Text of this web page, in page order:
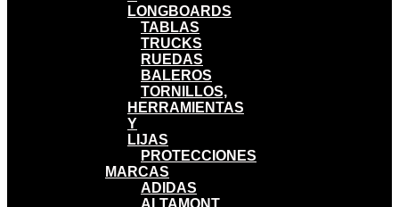
LONGBOARDS
TABLAS
TRUCKS
RUEDAS
BALEROS
TORNILLOS,
HERRAMIENTAS
Y
LIJAS
PROTECCIONES
MARCAS
ADIDAS
ALTAMONT